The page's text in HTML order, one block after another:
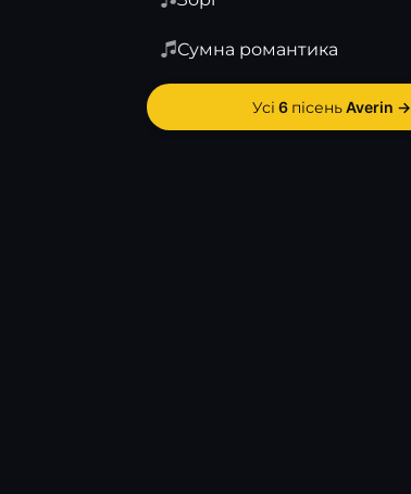
Сумна романтика
Усі 6 пісень Averin →